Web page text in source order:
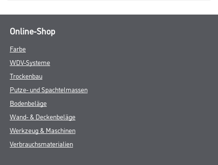
Online-Shop
Farbe
WDV-Systeme
Trockenbau
Putze- und Spachtelmassen
Bodenbeläge
Wand- & Deckenbeläge
Werkzeug & Maschinen
Verbrauchsmaterialien